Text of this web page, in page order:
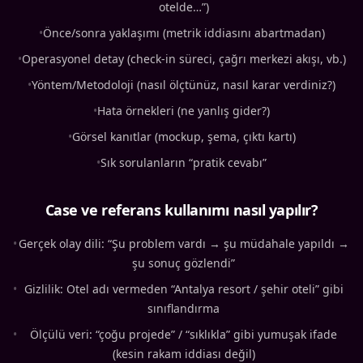
otelde…”)
•Önce/sonra yaklaşımı (metrik iddiasını abartmadan)
•Operasyonel detay (check-in süreci, çağrı merkezi akışı, vb.)
•Yöntem/Metodoloji (nasıl ölçtünüz, nasıl karar verdiniz?)
•Hata örnekleri (ne yanlış gider?)
•Görsel kanıtlar (mockup, şema, çıktı kartı)
•Sık sorulanların “pratik cevabı”
Case ve referans kullanımı nasıl yapılır?
• Gerçek olay dili: “Şu problem vardı → şu müdahale yapıldı →
şu sonuç gözlendi”
• Gizlilik: Otel adı vermeden “Antalya resort / şehir oteli” gibi
sınıflandırma
•
Ölçülü veri: “çoğu projede” / “sıklıkla” gibi yumuşak ifade
(kesin rakam iddiası değil)